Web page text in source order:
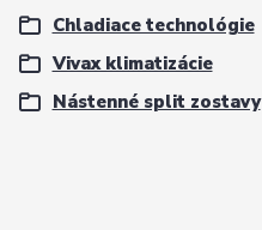
Chladiace technológie
Vivax klimatizácie
Nástenné split zostavy